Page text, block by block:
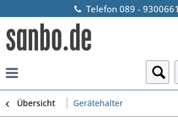
Telefon 089 -
Übersicht Gerätehalter